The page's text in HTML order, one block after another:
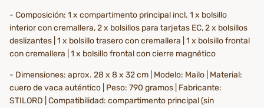
- Composición: 1 x compartimento principal incl. 1 x bolsillo
interior con cremallera, 2 x bolsillos para tarjetas EC, 2 x bolsillos
deslizantes | 1 x bolsillo trasero con cremallera | 1 x bolsillo frontal
con cremallera | 1 x bolsillo frontal con cierre magnético
- Dimensiones: aprox. 28 x 8 x 32 cm | Modelo: Mailo | Material:
cuero de vaca auténtico | Peso: 790 gramos | Fabricante:
STILORD | Compatibilidad: compartimento principal (sin